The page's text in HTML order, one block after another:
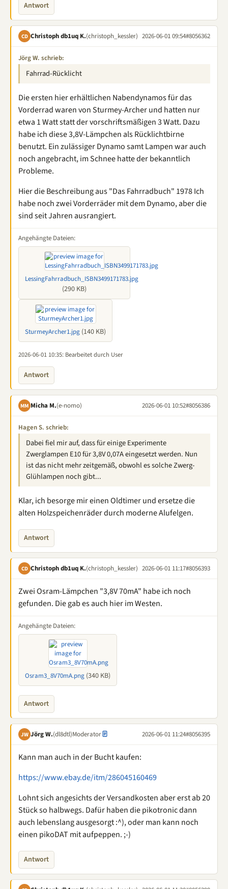
Antwort
CD Christoph db1uq K.(christoph_kessler) 2026-06-01 09:54#8056362
Jörg W. schrieb:
Fahrrad-Rücklicht
Die ersten hier erhältlichen Nabendynamos für das
Vorderrad waren von Sturmey-Archer und hatten nur
etwa 1 Watt statt der vorschriftsmäßigen 3 Watt. Dazu
habe ich diese 3,8V-Lämpchen als Rücklichtbirne
benutzt. Ein zulässiger Dynamo samt Lampen war auch
noch angebracht, im Schnee hatte der bekanntlich
Probleme.
Hier die Beschreibung aus "Das Fahrradbuch" 1978 Ich
habe noch zwei Vorderräder mit dem Dynamo, aber die
sind seit Jahren ausrangiert.
Angehängte Dateien:
LessingFahrradbuch_ISBN3499171783.jpg
(290 KB)
SturmeyArcher1.jpg (140 KB)
2026-06-01 10:35: Bearbeitet durch User
Antwort
MM Micha M.(e-nomo) 2026-06-01 10:52#8056386
Hagen S. schrieb:
Dabei fiel mir auf, dass für einige Experimente
Zwerglampen E10 für 3,8V 0,07A eingesetzt werden. Nun
ist das nicht mehr zeitgemäß, obwohl es solche Zwerg-
Glühlampen noch gibt...
Klar, ich besorge mir einen Oldtimer und ersetze die
alten Holzspeichenräder durch moderne Alufelgen.
Antwort
CD Christoph db1uq K.(christoph_kessler) 2026-06-01 11:17#8056393
Zwei Osram-Lämpchen "3,8V 70mA" habe ich noch
gefunden. Die gab es auch hier im Westen.
Angehängte Dateien:
Osram3_8V70mA.png (340 KB)
Antwort
JW Jörg W.(dl8dtl)Moderator 2026-06-01 11:24#8056395
Kann man auch in der Bucht kaufen:
https://www.ebay.de/itm/286045160469
Lohnt sich angesichts der Versandkosten aber erst ab 20
Stück so halbwegs. Dafür haben die pikotronic dann
auch lebenslang ausgesorgt :^), oder man kann noch
einen pikoDAT mit aufpeppen. ;-)
Antwort